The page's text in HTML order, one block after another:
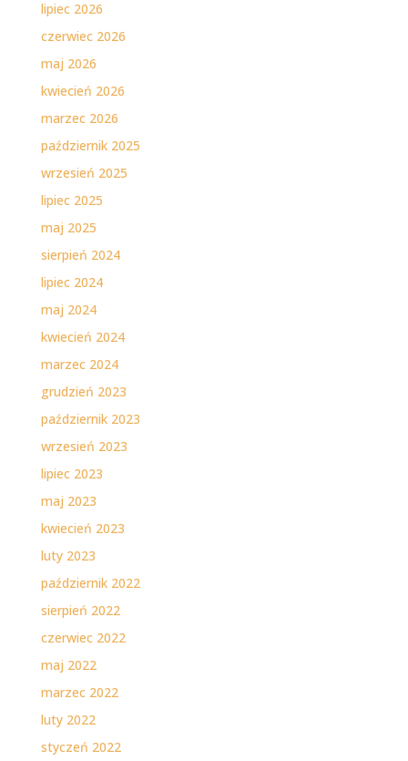
lipiec 2026
czerwiec 2026
maj 2026
kwiecień 2026
marzec 2026
październik 2025
wrzesień 2025
lipiec 2025
maj 2025
sierpień 2024
lipiec 2024
maj 2024
kwiecień 2024
marzec 2024
grudzień 2023
październik 2023
wrzesień 2023
lipiec 2023
maj 2023
kwiecień 2023
luty 2023
październik 2022
sierpień 2022
czerwiec 2022
maj 2022
marzec 2022
luty 2022
styczeń 2022